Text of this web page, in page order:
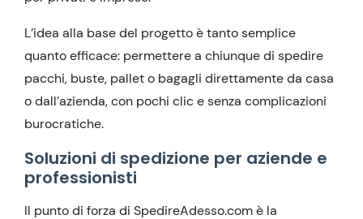
L’idea alla base del progetto è tanto semplice
quanto efficace: permettere a chiunque di spedire
pacchi, buste, pallet o bagagli direttamente da casa
o dall’azienda, con pochi clic e senza complicazioni
burocratiche.
Soluzioni di spedizione per aziende e
professionisti
Il punto di forza di SpedireAdesso.com è la